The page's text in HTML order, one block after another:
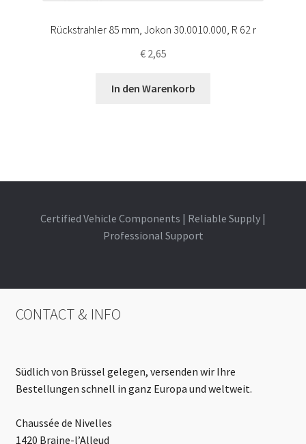
Rückstrahler 85 mm, Jokon 30.0010.000, R 62 r
€2,65
In den Warenkorb
Certified Vehicle Components | Reliable Supply |
Professional Support
CONTACT & INFO
Südlich von Brüssel gelegen, versenden wir Ihre
Bestellungen schnell in ganz Europa und weltweit.
Chaussée de Nivelles
1420 Braine-l’Alleud